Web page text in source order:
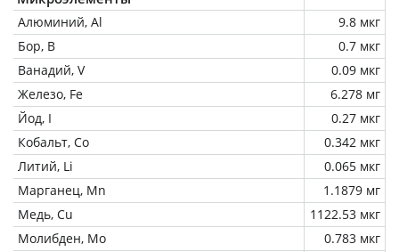
Алюминий, Al
9.8 мкг
Бор, B
0.7 мкг
Ванадий, V
0.09 мкг
Железо, Fe
6.278 мг
Йод, I
0.27 мкг
Кобальт, Co
0.342 мкг
Литий, Li
0.065 мкг
Марганец, Mn
1.1879 мг
Медь, Cu
1122.53 мкг
Молибден, Mo
0.783 мкг